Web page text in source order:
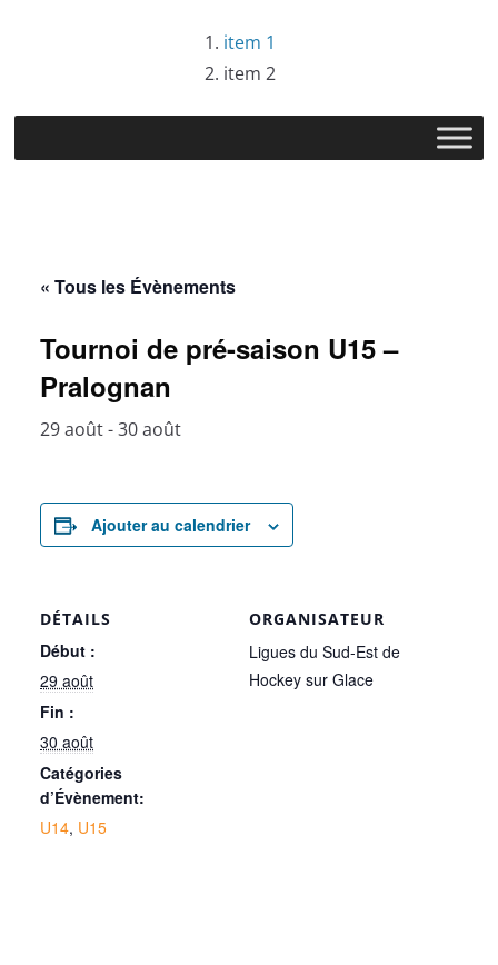
item 1
item 2
« Tous les Évènements
Tournoi de pré-saison U15 –
Pralognan
29 août-30 août
Ajouter au calendrier
DÉTAILS
Début :
29 août
Fin :
30 août
Catégories
d’Évènement:
U14, U15
ORGANISATEUR
Ligues du Sud-Est de
Hockey sur Glace